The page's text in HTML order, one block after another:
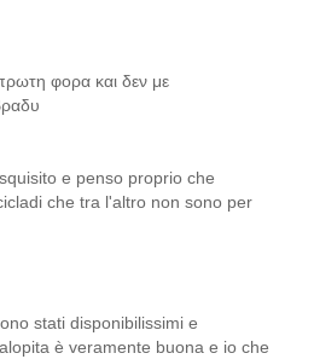
φορα και δεν με
e penso proprio che
che tra l'altro non sono per
stati disponibilissimi e
è veramente buona e io che